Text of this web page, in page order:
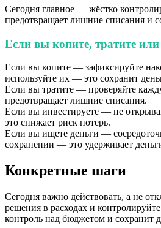
Сегодня главное — жёстко
предотвращает лишние списания и
Если вы копите, тратите или
Если вы копите — зафиксируйте
используйте их — это сохранит
Если вы тратите — проверяйте
предотвращает лишние списания.
Если вы инвестируете — не
это снижает риск потерь.
Если вы ищете деньги —
сохранении — это удерживает
Конкретные шаги
Сегодня важно действовать, а не
решения в расходах и
контроль над бюджетом и сохранит